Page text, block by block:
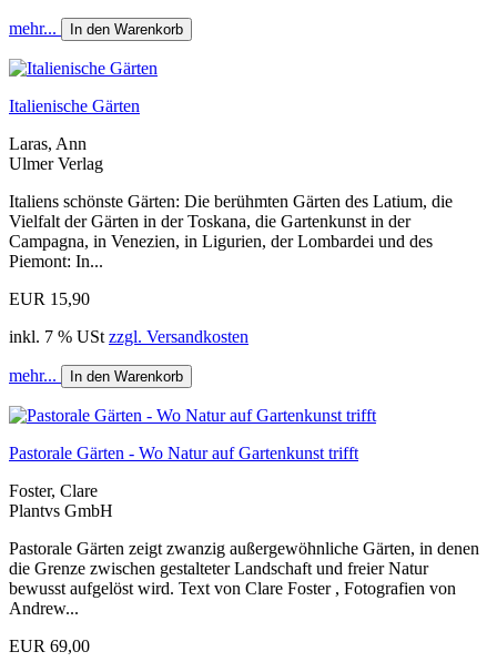
mehr... In den Warenkorb
Italienische Gärten
Laras, Ann
Ulmer Verlag
Italiens schönste Gärten: Die berühmten Gärten des Latium, die
Vielfalt der Gärten in der Toskana, die Gartenkunst in der
Campagna, in Venezien, in Ligurien, der Lombardei und des
Piemont: In...
EUR 15,90
inkl. 7 % USt zzgl. Versandkosten
mehr... In den Warenkorb
Pastorale Gärten - Wo Natur auf Gartenkunst trifft
Foster, Clare
Plantvs GmbH
Pastorale Gärten zeigt zwanzig außergewöhnliche Gärten, in denen
die Grenze zwischen gestalteter Landschaft und freier Natur
bewusst aufgelöst wird. Text von Clare Foster , Fotografien von
Andrew...
EUR 69,00